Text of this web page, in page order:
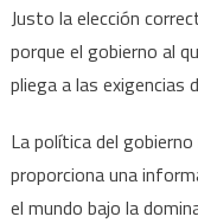
Justo la elección
porque el gobierno al
pliega a las exigencias
La política del
proporciona una
el mundo bajo la